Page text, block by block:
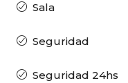
Sala
Seguridad
Seguridad 24hs